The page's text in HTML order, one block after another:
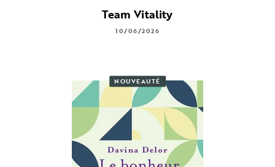
Team Vitality
10/06/2026
NOUVEAUTÉ